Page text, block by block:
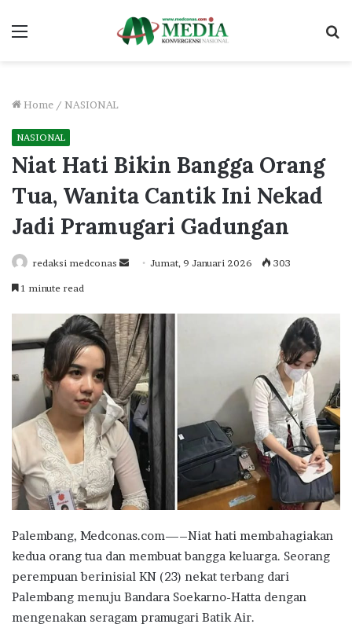
Menu
Home / NASIONAL
NASIONAL
Niat Hati Bikin Bangga Orang
Tua, Wanita Cantik Ini Nekad
Jadi Pramugari Gadungan
redaksi medconas
Send Jumat, 9 Januari 2026 303
1 minute read
Palembang, Medconas.com—–Niat hati membahagiakan
kedua orang tua dan membuat bangga keluarga. Seorang
perempuan berinisial KN (23) nekat terbang dari
Palembang menuju Bandara Soekarno-Hatta dengan
mengenakan seragam pramugari Batik Air.